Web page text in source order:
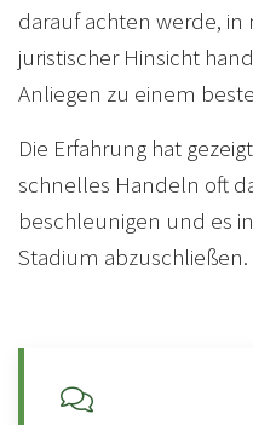
darauf achten werde, in
juristischer Hinsicht
Anliegen zu einem
Die Erfahrung hat
schnelles Handeln oft
beschleunigen und es
Stadium abzuschließen.